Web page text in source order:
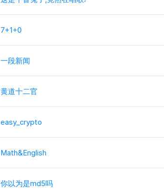
7+1+0
一段新闻
黄道十二官
easy_crypto
Math&English
你以为是md5吗